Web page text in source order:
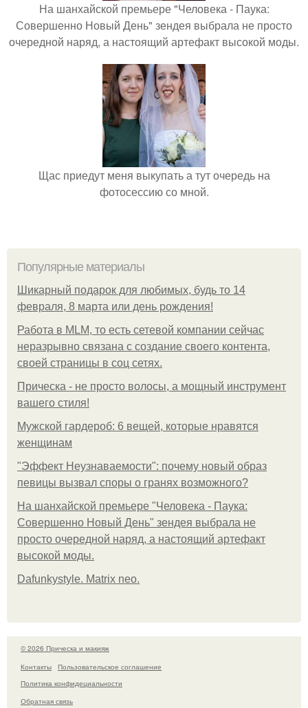
На шанхайской премьере "Человека - Паука:
Совершенно Новый День" зендея выбрала не просто
очередной наряд, а настоящий артефакт высокой моды.
Щас приедут меня выкупать а тут очередь на
фотосессию со мной.
Популярные материалы
Шикарный подарок для любимых, будь то 14
февраля, 8 марта или день рождения!
Работа в MLM, то есть сетевой компании сейчас
неразрывно связана с создание своего контента,
своей страницы в соц сетях.
Прическа - не просто волосы, а мощный инструмент
вашего стиля!
Мужской гардероб: 6 вещей, которые нравятся
женщинам
"Эффект Неузнаваемости": почему новый образ
певицы вызвал споры о гранях возможного?
На шанхайской премьере "Человека - Паука:
Совершенно Новый День" зендея выбрала не
просто очередной наряд, а настоящий артефакт
высокой моды.
Dafunkystyle. Matrix neo.
© 2026 Прическа и макияж
Контакты
Пользовательское соглашение
Политика конфидециальности
Обратная связь